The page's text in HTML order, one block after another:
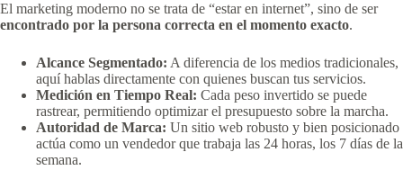
El marketing moderno no se trata de “estar en internet”, sino de ser
encontrado por la persona correcta en el momento exacto.
Alcance Segmentado: A diferencia de los medios tradicionales,
aquí hablas directamente con quienes buscan tus servicios.
Medición en Tiempo Real: Cada peso invertido se puede
rastrear, permitiendo optimizar el presupuesto sobre la marcha.
Autoridad de Marca: Un sitio web robusto y bien posicionado
actúa como un vendedor que trabaja las 24 horas, los 7 días de la
semana.